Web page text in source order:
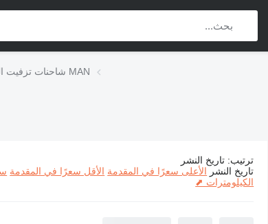
شاحنات تزفيت الطرق MAN
11 إعلانات: شاحنات تزفيت الطرق MAN
ترتيب: تاريخ النشر
تاريخ النشر الأعلى سعرًا في المقدمة الأقل سعرًا في المقدمة
الكيلومترات ⬈